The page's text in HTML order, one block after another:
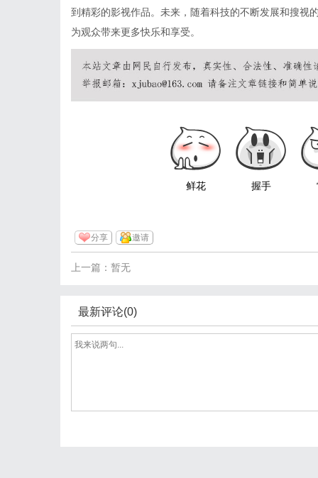
到精彩的影视作品。未来，随着科技的不断发展和搜视
为观众带来更多快乐和享受。
鲜花 握手
分享 邀请
上一篇：暂无
最新评论(0)